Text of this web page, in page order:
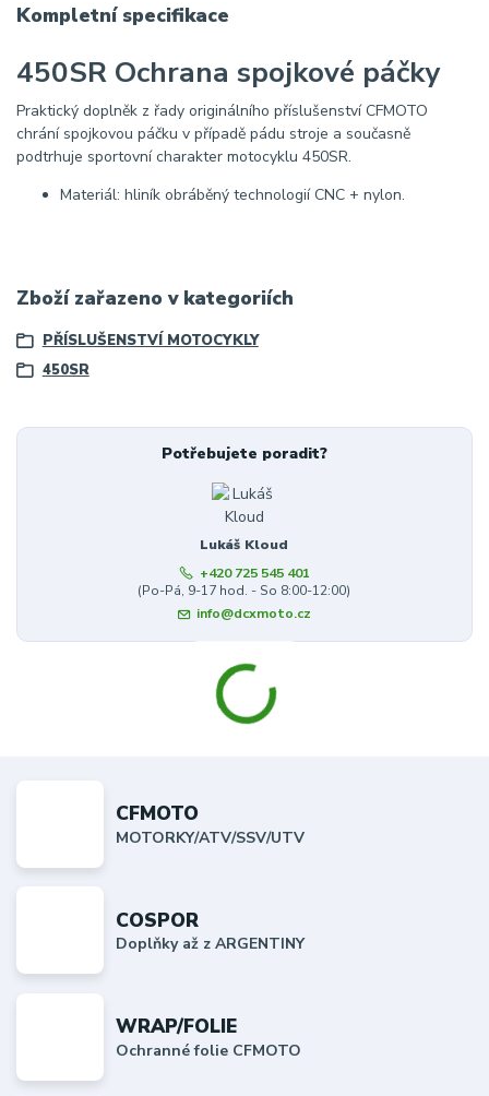
Kompletní specifikace
450SR Ochrana spojkové páčky
Praktický doplněk z řady originálního příslušenství CFMOTO
chrání spojkovou páčku v případě pádu stroje a současně
podtrhuje sportovní charakter motocyklu 450SR.
Materiál: hliník obráběný technologií CNC + nylon.
Zboží zařazeno v kategoriích
PŘÍSLUŠENSTVÍ MOTOCYKLY
450SR
Potřebujete poradit?
Lukáš Kloud
+420 725 545 401
(Po-Pá, 9-17 hod. - So 8:00-12:00)
info@dcxmoto.cz
CFMOTO
MOTORKY/ATV/SSV/UTV
COSPOR
Doplňky až z ARGENTINY
WRAP/FOLIE
Ochranné folie CFMOTO